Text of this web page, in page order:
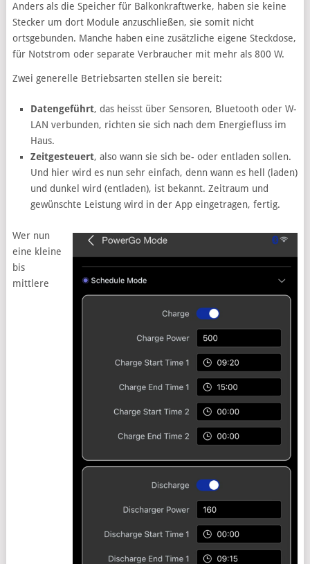
Anders als die Speicher für Balkonkraftwerke, haben sie keine
Stecker um dort Module anzuschließen, sie somit nicht
ortsgebunden. Manche haben eine zusätzliche eigene Steckdose,
für Notstrom oder separate Verbraucher mit mehr als 800 W.
Zwei generelle Betriebsarten stellen sie bereit:
Datengeführt, das heisst über Sensoren, Bluetooth oder W-
LAN verbunden, richten sie sich nach dem Energiefluss im
Haus.
Zeitgesteuert, also wann sie sich be- oder entladen sollen.
Und hier wird es nun sehr einfach, denn wann es hell (laden)
und dunkel wird (entladen), ist bekannt. Zeitraum und
gewünschte Leistung wird in der App eingetragen, fertig.
Wer nun
eine kleine
bis
mittlere